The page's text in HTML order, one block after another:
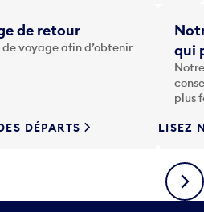
de retour
voyage afin d’obtenir
DÉPARTS
qui
plus
LISEZ